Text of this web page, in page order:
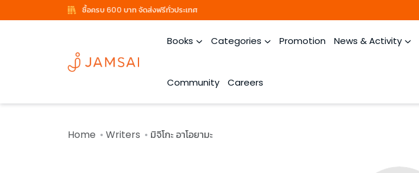
ซื้อครบ 600 บาท จัดส่งฟรีทั่วประเทศ
Books Categories Promotion News & Activity
Community Careers
Home Writers มิจิโกะ อาโอยามะ